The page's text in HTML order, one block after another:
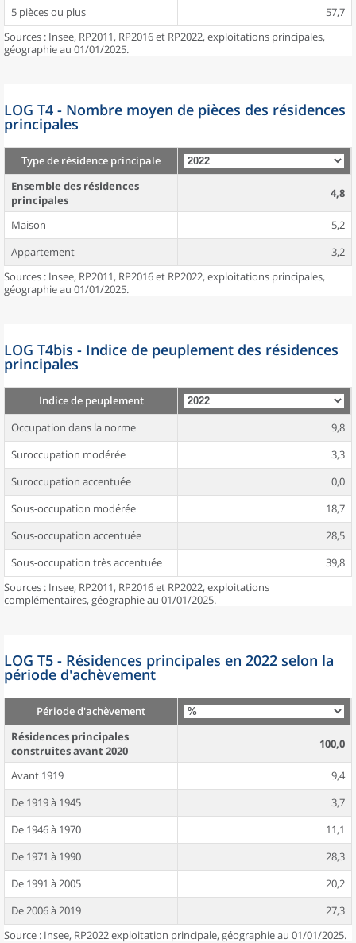
5 pièces ou plus
57,7
Sources : Insee, RP2011, RP2016 et RP2022, exploitations principales,
géographie au 01/01/2025.
LOG T4 - Nombre moyen de pièces des résidences
principales
Type de résidence principale
Ensemble des résidences
principales
4,8
Maison
5,2
Appartement
3,2
Sources : Insee, RP2011, RP2016 et RP2022, exploitations principales,
géographie au 01/01/2025.
LOG T4bis - Indice de peuplement des résidences
principales
Indice de peuplement
Occupation dans la norme
9,8
Suroccupation modérée
3,3
Suroccupation accentuée
0,0
Sous-occupation modérée
18,7
Sous-occupation accentuée
28,5
Sous-occupation très accentuée
39,8
Sources : Insee, RP2011, RP2016 et RP2022, exploitations
complémentaires, géographie au 01/01/2025.
LOG T5 - Résidences principales en 2022 selon la
période d'achèvement
Période d'achèvement
Résidences principales
construites avant 2020
100,0
Avant 1919
9,4
De 1919 à 1945
3,7
De 1946 à 1970
11,1
De 1971 à 1990
28,3
De 1991 à 2005
20,2
De 2006 à 2019
27,3
Source : Insee, RP2022 exploitation principale, géographie au 01/01/2025.